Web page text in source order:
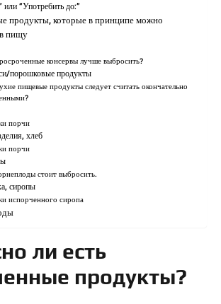
или “Употребить до:”
продукты, которые в принципе можно
пищу
консервы лучше выбросить?
порошковые продукты
пищевые продукты следует считать окончательно
порчи
хлеб
порчи
стоит выбросить.
сиропы
испорченного сиропа
ли есть
продукты?